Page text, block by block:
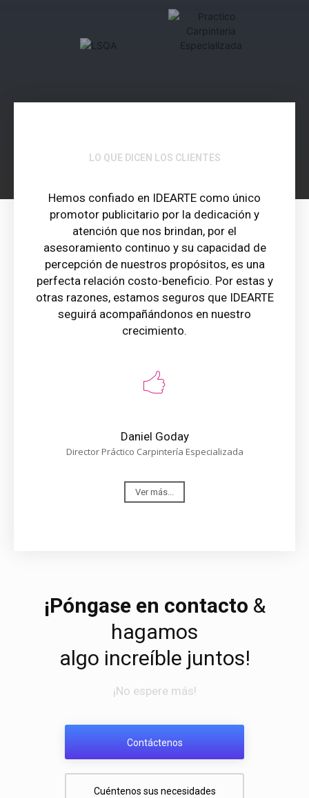
LO QUE DICEN LOS CLIENTES
Hemos confiado en IDEARTE como único
promotor publicitario por la dedicación y
atención que nos brindan, por el
asesoramiento continuo y su capacidad de
percepción de nuestros propósitos, es una
perfecta relación costo-beneficio. Por estas y
otras razones, estamos seguros que IDEARTE
seguirá acompañándonos en nuestro
crecimiento.
Daniel Goday
Director Práctico Carpintería Especializada
Ver más...
¡Póngase en contacto &
hagamos
algo increíble juntos!
¡No espere más!
Contáctenos
Cuéntenos sus necesidades